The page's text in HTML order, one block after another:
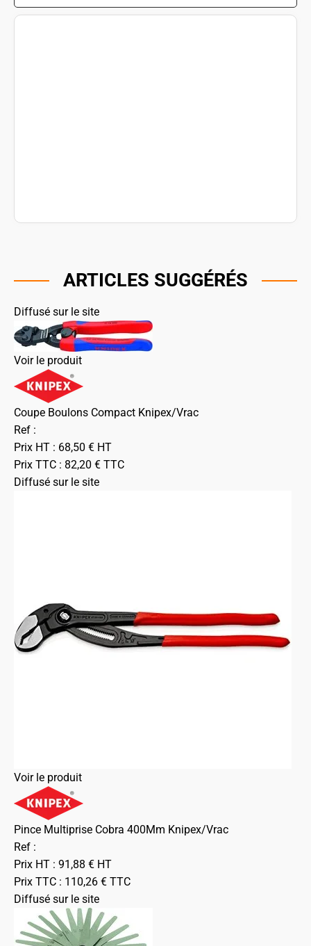
ARTICLES SUGGÉRÉS
Diffusé sur le site
Voir le produit
Coupe Boulons Compact Knipex/Vrac
Ref :
Prix HT : 68,50 € HT
Prix TTC : 82,20 € TTC
Diffusé sur le site
Voir le produit
Pince Multiprise Cobra 400Mm Knipex/Vrac
Ref :
Prix HT : 91,88 € HT
Prix TTC : 110,26 € TTC
Diffusé sur le site